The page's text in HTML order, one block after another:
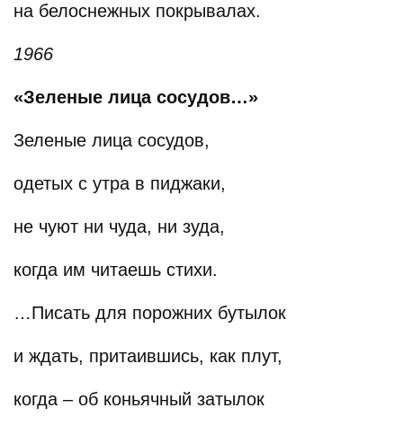
на белоснежных покрывалах.
1966
«Зеленые лица сосудов…»
Зеленые лица сосудов,
одетых с утра в пиджаки,
не чуют ни чуда, ни зуда,
когда им читаешь стихи.
…Писать для порожних бутылок
и ждать, притаившись, как плут,
когда – об коньячный затылок